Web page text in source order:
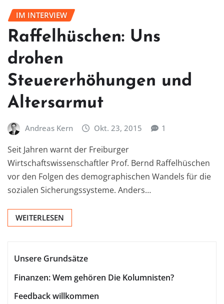
IM INTERVIEW
Raffelhüschen: Uns
drohen
Steuererhöhungen und
Altersarmut
Andreas Kern Okt. 23, 2015 1
Seit Jahren warnt der Freiburger
Wirtschaftswissenschaftler Prof. Bernd Raffelhüschen
vor den Folgen des demographischen Wandels für die
sozialen Sicherungssysteme. Anders…
WEITERLESEN
Unsere Grundsätze
Finanzen: Wem gehören Die Kolumnisten?
Feedback willkommen